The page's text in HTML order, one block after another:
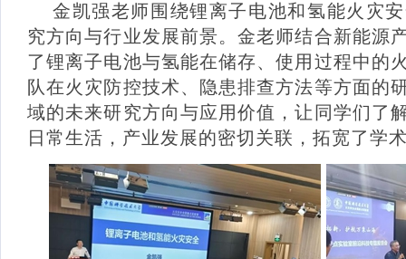
金凯强老师围绕锂离子电池和氢能火灾
究方向与行业发展前景。金老师结合新能源
了锂离子电池与氢能在储存、使用过程中的
队在火灾防控技术、隐患排查方法等方面的
域的未来研究方向与应用价值，让同学们了
日常生活，产业发展的密切关联，拓宽了学